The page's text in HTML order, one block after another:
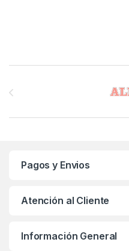
Pagos y Envios
Atención al Cliente
Información General